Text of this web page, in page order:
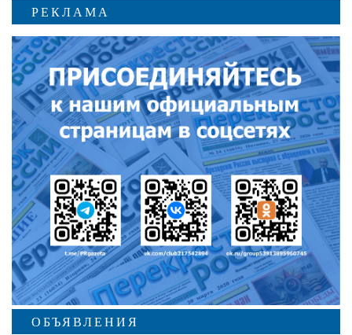
РЕКЛАМА
ОБЪЯВЛЕНИЯ